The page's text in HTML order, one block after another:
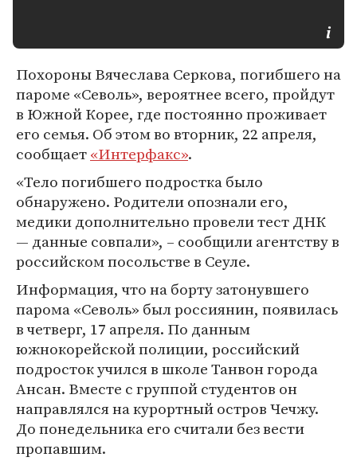
Похороны Вячеслава Серкова, погибшего на
пароме «Севоль», вероятнее всего, пройдут
в Южной Корее, где постоянно проживает
его семья. Об этом во вторник, 22 апреля,
сообщает«Интерфакс».
«Тело погибшего подростка было
обнаружено. Родители опознали его,
медики дополнительно провели тест ДНК
— данные совпали», – сообщили агентству в
российском посольстве в Сеуле.
Информация, что на борту затонувшего
парома «Севоль» был россиянин, появилась
в четверг, 17 апреля. По данным
южнокорейской полиции, российский
подросток учился в школе Танвон города
Ансан. Вместе с группой студентов он
направлялся на курортный остров Чечжу.
До понедельника его считали без вести
пропавшим.